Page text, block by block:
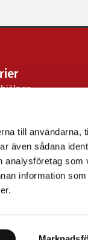
till användarna,
även sådana
analysföretag som
information